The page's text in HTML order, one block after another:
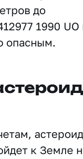
до
1990 UO
опасным.
астероид
к Земле